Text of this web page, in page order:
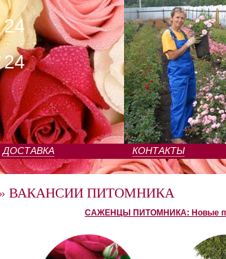
ДОСТАВКА КОНТАКТЫ
» ВАКАНСИИ ПИТОМНИКА
САЖЕНЦЫ ПИТОМНИКА: Новые